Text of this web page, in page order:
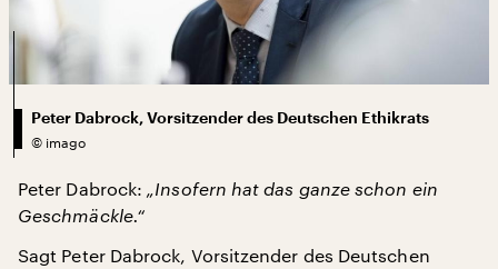
Peter Dabrock, Vorsitzender des Deutschen Ethikrats
© imago
Peter Dabrock: „Insofern hat das ganze schon ein
Geschmäckle.“
Sagt Peter Dabrock, Vorsitzender des Deutschen